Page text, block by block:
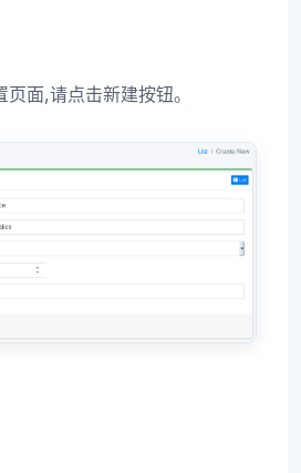
面,请点击新建按钮。